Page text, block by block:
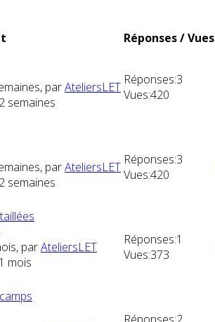
Réponses / Vues
parAteliersLET
semaines
Réponses:3
Vues:420
parAteliersLET
semaines
Réponses:3
Vues:420
parAteliersLET
mois
Réponses:1
Vues:373